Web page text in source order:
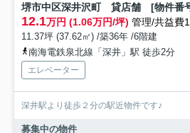
堺市中区深井沢町 貸店舗 [物件番
12.1万円 (1.06万円/坪) 管理/共益費
11.37坪 (37.62㎡) /築36年 /6階建
南海電鉄泉北線「深井」駅 徒歩2分
エレベーター
深井駅より徒歩２分の駅近物件です♪
募集中の物件